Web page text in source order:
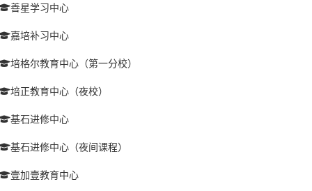
善星学习中心
嘉培补习中心
培格尔教育中心（第一分校）
培正教育中心（夜校）
基石进修中心
基石进修中心（夜间课程）
壹加壹教育中心